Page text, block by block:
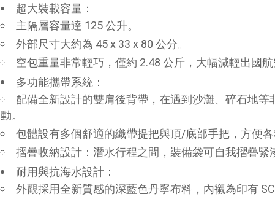
超大裝載容量：
主隔層容量達 125 公升。
外部尺寸大約為 45 x 33 x 80 公分。
空包重量非常輕巧，僅約 2.48 公斤，大幅減輕出國航
多功能攜帶系統：
配備全新設計的雙肩後背帶，在遇到沙灘、碎石地
動。
包體設有多個舒適的織帶提把與頂/底部手把，方便各
摺疊收納設計：潛水行程之間，裝備袋可自我摺疊緊
耐用與抗海水設計：
外觀採用全新質感的深藍色丹寧布料，內襯為印有